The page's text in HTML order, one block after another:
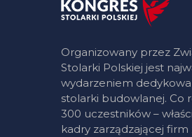
Organizowany przez
Stolarki Polskiej jest
wydarzeniem
stolarki budowlanej. Co
300 uczestników –
kadry zarządzającej